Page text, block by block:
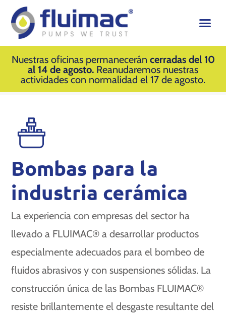
Nuestras oficinas permanecerán cerradas del 10
al 14 de agosto. Reanudaremos nuestras
actividades con normalidad el 17 de agosto.
Bombas para la
industria cerámica
La experiencia con empresas del sector ha
llevado a FLUIMAC® a desarrollar productos
especialmente adecuados para el bombeo de
fluidos abrasivos y con suspensiones sólidas. La
construcción única de las Bombas FLUIMAC®
resiste brillantemente el desgaste resultante del